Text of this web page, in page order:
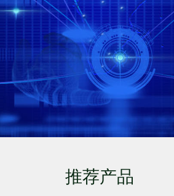
推荐产品